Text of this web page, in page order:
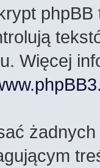
phpBB
Więcej